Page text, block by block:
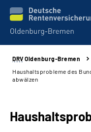
Services
Reha-Kliniken
DRV Oldenburg-Bremen
Haushaltsprobleme des
abwälzen